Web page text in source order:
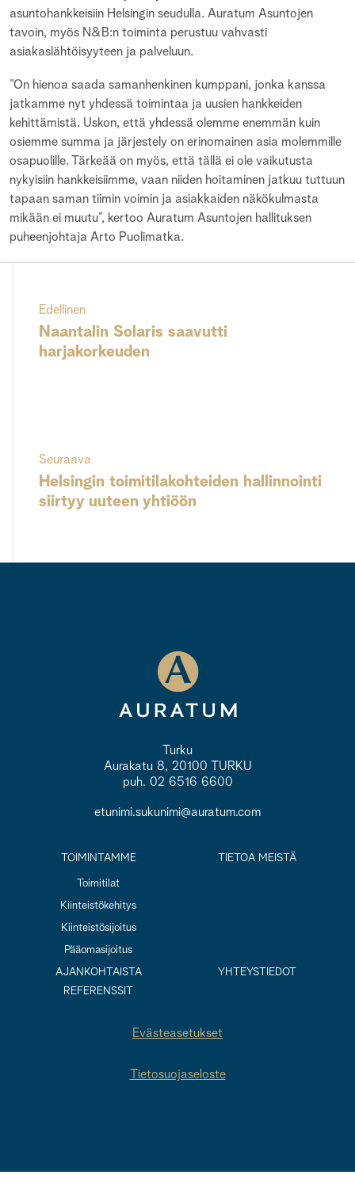
asuntohankkeisiin Helsingin seudulla. Auratum Asuntojen
tavoin, myös N&B:n toiminta perustuu vahvasti
asiakaslähtöisyyteen ja palveluun.
”On hienoa saada samanhenkinen kumppani, jonka kanssa
jatkamme nyt yhdessä toimintaa ja uusien hankkeiden
kehittämistä. Uskon, että yhdessä olemme enemmän kuin
osiemme summa ja järjestely on erinomainen asia molemmille
osapuolille. Tärkeää on myös, että tällä ei ole vaikutusta
nykyisiin hankkeisiimme, vaan niiden hoitaminen jatkuu tuttuun
tapaan saman tiimin voimin ja asiakkaiden näkökulmasta
mikään ei muutu”, kertoo Auratum Asuntojen hallituksen
puheenjohtaja Arto Puolimatka.
Edellinen
Naantalin Solaris saavutti
harjakorkeuden
Seuraava
Helsingin toimitilakohteiden hallinnointi
siirtyy uuteen yhtiöön
Turku
Aurakatu 8, 20100 TURKU
puh. 02 6516 6600
etunimi.sukunimi@auratum.com
TOIMINTAMME
Toimitilat
Kiinteistökehitys
Kiinteistösijoitus
Pääomasijoitus
TIETOA MEISTÄ
AJANKOHTAISTA
YHTEYSTIEDOT
REFERENSSIT
Evästeasetukset
Tietosuojaseloste